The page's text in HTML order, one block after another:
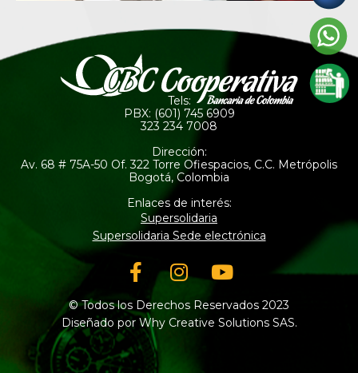
Tels:
PBX: (601) 745 6909
323 234 7008
Dirección:
Av. 68 # 75A-50 Of. 322 Torre Ofiespacios, C.C. Metrópolis
Bogotá, Colombia
Enlaces de interés:
Supersolidaria
Supersolidaria Sede electrónica
Facebook-
f
Instagram
Youtube
© Todos los Derechos Reservados 2023
Diseñado por Why Creative Solutions SAS.